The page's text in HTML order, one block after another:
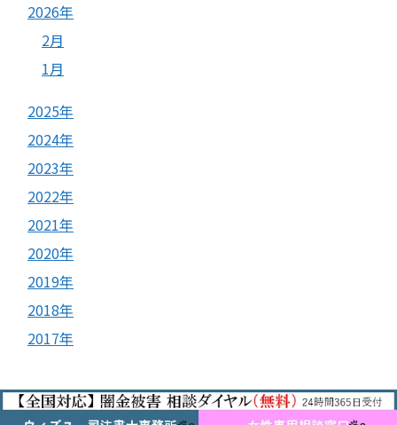
2026年
2月
1月
2025年
2024年
2023年
2022年
2021年
2020年
2019年
2018年
2017年